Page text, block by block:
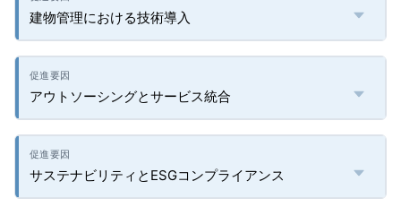
建物管理における技術導入
アウトソーシングとサービス統合
サステナビリティとESGコンプライアンス